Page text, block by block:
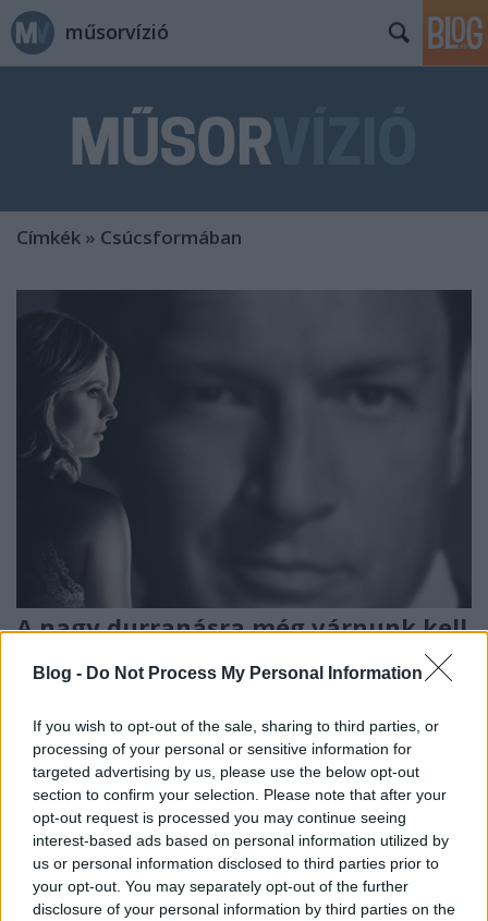
Blog - Do Not Process My Personal Information
If you wish to opt-out of the sale, sharing to third parties, or
processing of your personal or sensitive information for
targeted advertising by us, please use the below opt-out
section to confirm your selection. Please note that after your
opt-out request is processed you may continue seeing
interest-based ads based on personal information utilized by
us or personal information disclosed to third parties prior to
your opt-out. You may separately opt-out of the further
disclosure of your personal information by third parties on the
műsorvízió
Címkék » Csúcsformában
A nagy durranásra még várnunk kell
- ezeket nézzük az ősz elején az RTL
Jasinka Ádám• 2016. augusztus 18.
A Duna TV mellett az RTL Klub az a tévéadó,
amelynek kissé kiszámítható volt az ősze, és bár a
Nyerő Párossal megleptek, a főműsoridő
felépítésével, és a heti sorozatok összetételével most
nem tudtak újat mutatni - talán nincs is rá
szükségük. Az RTL délutánja továbbra sem lesz